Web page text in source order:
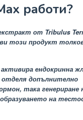
работи?
от Tribulus
този продукт
ендокринна
допълнително
така генериране
на